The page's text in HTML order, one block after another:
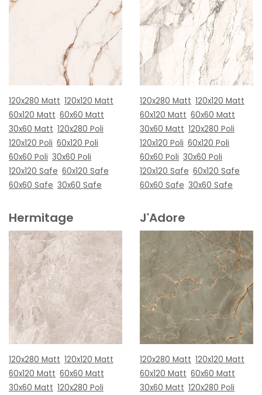
120x280 Matt 120x120 Matt
60x120 Matt 60x60 Matt
30x60 Matt 120x280 Poli
120x120 Poli 60x120 Poli
60x60 Poli 30x60 Poli
120x120 Safe 60x120 Safe
60x60 Safe 30x60 Safe
120x280 Matt 120x120 Matt
60x120 Matt 60x60 Matt
30x60 Matt 120x280 Poli
120x120 Poli 60x120 Poli
60x60 Poli 30x60 Poli
120x120 Safe 60x120 Safe
60x60 Safe 30x60 Safe
Hermitage
120x280 Matt 120x120 Matt
60x120 Matt 60x60 Matt
30x60 Matt 120x280 Poli
J'Adore
120x280 Matt 120x120 Matt
60x120 Matt 60x60 Matt
30x60 Matt 120x280 Poli